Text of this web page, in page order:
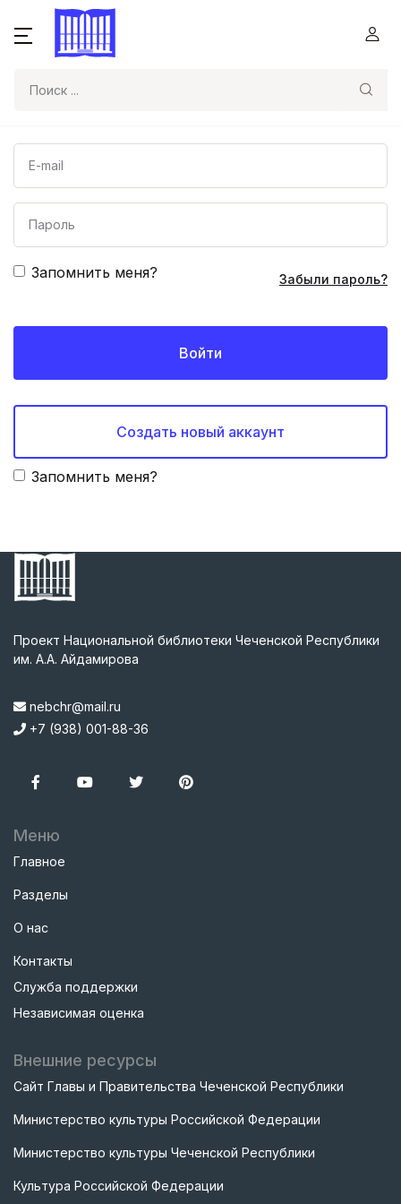
Запомнить меня? Забыли пароль?
Войти
Создать новый аккаунт
Запомнить меня?
Проект Национальной библиотеки Чеченской Республики
им. А.А. Айдамирова
nebchr@mail.ru
+7 (938) 001-88-36
Меню
Главное
Разделы
О нас
Контакты
Служба поддержки
Независимая оценка
Внешние ресурсы
Сайт Главы и Правительства Чеченской Республики
Министерство культуры Российской Федерации
Министерство культуры Чеченской Республики
Культура Российской Федерации